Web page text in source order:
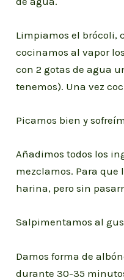
Limpiamos el brócoli,
cocinamos al vapor
con 2 gotas de agua
tenemos). Una vez
Picamos bien y
Añadimos todos los
mezclamos. Para
harina, pero sin
Salpimentamos al
Damos forma de
durante 30-35